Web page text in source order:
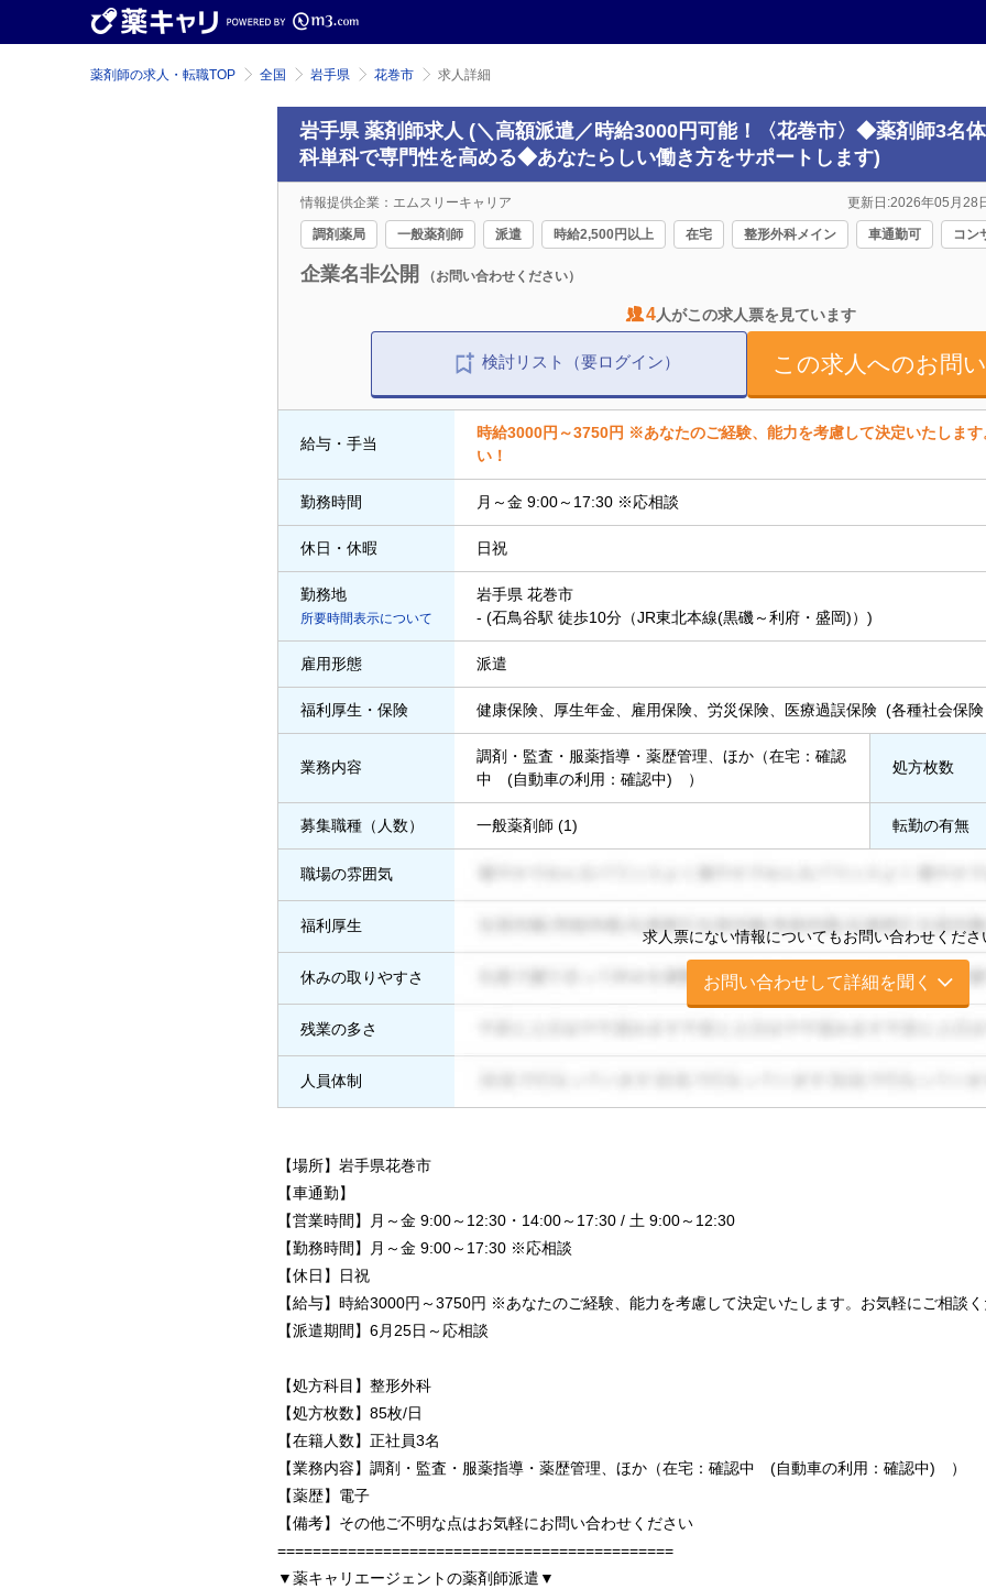
薬剤師の求人・転職TOP 全国 岩手県 花巻市 求人詳細
岩手県 薬剤師求人 (＼高額派遣／時給3000円可能！〈花巻市〉◆薬剤師3
科単科で専門性を高める◆あなたらしい働き方をサポートします)
情報提供企業：エムスリーキャリア 更新日:2026年05月28
調剤薬局 一般薬剤師 派遣 時給2,500円以上 在宅 整形外科メイン 車通勤可 コン
企業名非公開 （お問い合わせください）
4人がこの求人票を見ています
検討リスト（要ログイン） この求人へのお問
給与・手当
時給3000円～3750円 ※あなたのご経験、能力を考慮して決定いたしま
い！
勤務時間 月～金 9:00～17:30 ※応相談
休日・休暇 日祝
勤務地
所要時間表示について
岩手県 花巻市
- (石鳥谷駅 徒歩10分（JR東北本線(黒磯～利府・盛岡)）)
雇用形態 派遣
福利厚生・保険 健康保険、厚生年金、雇用保険、労災保険、医療過誤保険 (各種社会保
業務内容
調剤・監査・服薬指導・薬歴管理、ほか（在宅：確認
中 (自動車の利用：確認中) ）
処方枚数
募集職種（人数） 一般薬剤師 (1) 転勤の有無
職場の雰囲気
求人票にない情報についてもお問い合わせくださ
お問い合わせして詳細を聞く
福利厚生
休みの取りやすさ
残業の多さ
人員体制
【場所】岩手県花巻市
【車通勤】
【営業時間】月～金 9:00～12:30・14:00～17:30 / 土 9:00～12:30
【勤務時間】月～金 9:00～17:30 ※応相談
【休日】日祝
【給与】時給3000円～3750円 ※あなたのご経験、能力を考慮して決定いたします。お気軽にご相談
【派遣期間】6月25日～応相談
【処方科目】整形外科
【処方枚数】85枚/日
【在籍人数】正社員3名
【業務内容】調剤・監査・服薬指導・薬歴管理、ほか（在宅：確認中 (自動車の利用：確認中) ）
【薬歴】電子
【備考】その他ご不明な点はお気軽にお問い合わせください
=============================================
▼薬キャリエージェントの薬剤師派遣▼